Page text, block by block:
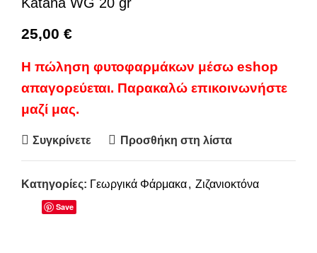
25,00 €
Η πώληση φυτοφαρμάκων μέσω eshop
απαγορεύεται. Παρακαλώ επικοινωνήστε
μαζί μας.
Συγκρίνετε Προσθήκη στη λίστα
Κατηγορίες: Γεωργικά Φάρμακα, Ζιζανιοκτόνα
Save